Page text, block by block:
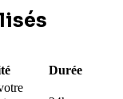
Durée